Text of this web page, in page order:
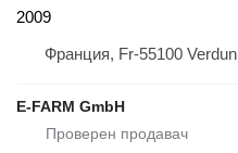
2009
Франция, Fr-55100 Verdun
E-FARM GmbH